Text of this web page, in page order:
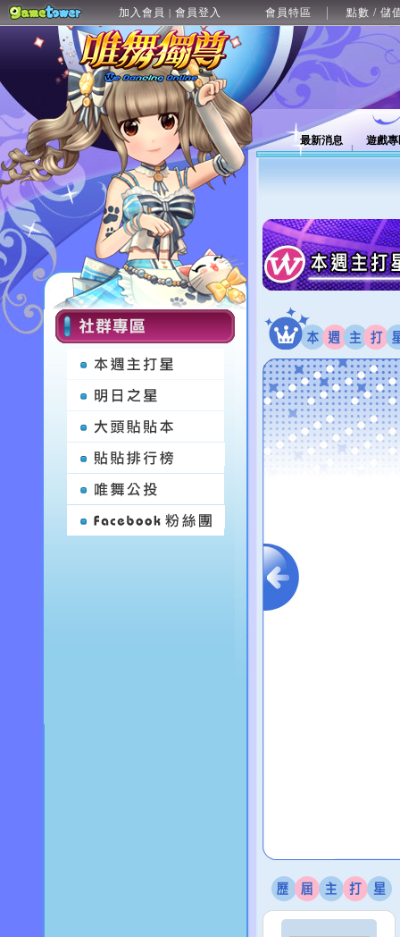
加入會員 | 會員登入 會員特區 點數 / 儲
最新消息 遊戲